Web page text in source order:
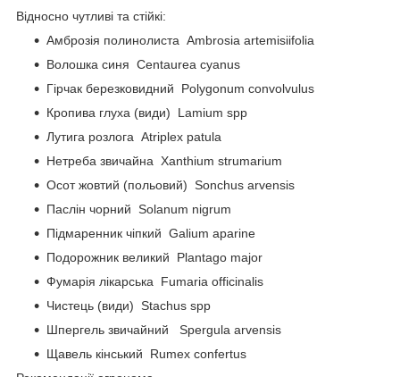
Відносно чутливі та стійкі:
Амброзія полинолиста Ambrosia artemisiifolia
Волошка синя Centaurea cyanus
Гірчак березковидний Polygonum convolvulus
Кропива глуха (види) Lamium spp
Лутига розлога Atriplex patula
Нетреба звичайна Xanthium strumarium
Осот жовтий (польовий) Sonchus arvensis
Паслін чорний Solanum nigrum
Підмаренник чіпкий Galium aparine
Подорожник великий Plantago major
Фумарія лікарська Fumaria officinalis
Чистець (види) Stachus spp
Шпергель звичайний Spergula arvensis
Щавель кінський Rumex confertus